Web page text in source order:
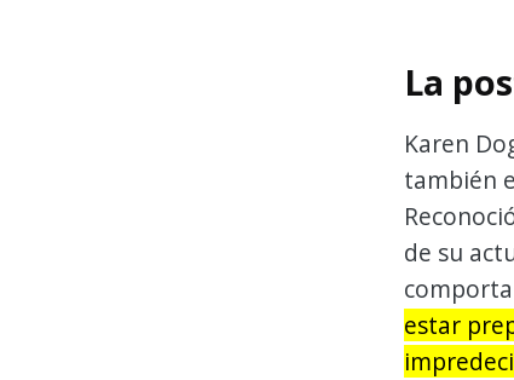
La
Karen
también
de su
estar